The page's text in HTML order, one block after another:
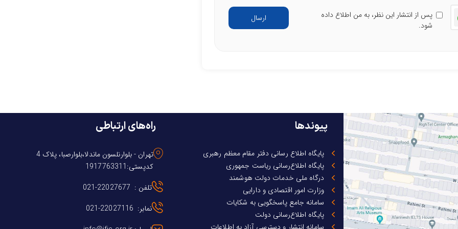
پس از انتشار این نظر، به من اطلاع داده
شود.
ارسال
پیوندها
پایگاه اطلاع رسانی دفتر مقام معظم رهبری
پایگاه اطلاع‌رسانی ریاست جمهوری
درگاه ملی خدمات دولت هوشمند
وزارت امور اقتصادی و دارایی
سامانه جامع پاسخگویی به شکایات
پایگاه اطلاع‌رسانی دولت
راه‌های ارتباطی
تهران - بلوارنلسون ماندلا،بلوارصبا، پلاک 4
کدپستی:1917763311
تلفن : 22027677-021
نمابر: 22027116-021